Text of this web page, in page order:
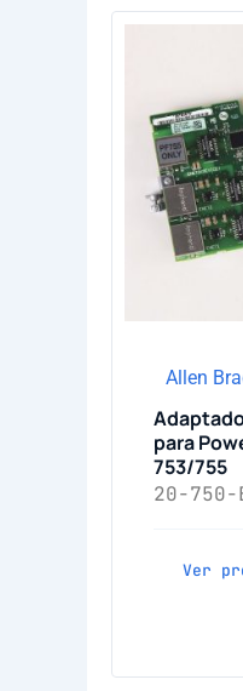
Allen
para
753/755
20-750-
Ver